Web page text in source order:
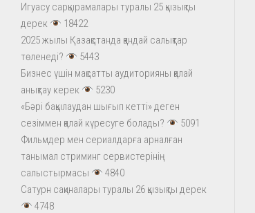
Игуасу сарқырамалары туралы 25 қызықты
дерек
18422
2025 жылы Қазақстанда қандай салықтар
төленеді?
5443
Бизнес үшін мақсатты аудиторияны қалай
анықтау керек
5230
«Бәрі бақылаудан шығып кетті» деген
сезіммен қалай күресуге болады?
5091
Фильмдер мен сериалдарға арналған
танымал стриминг сервистерінің
салыстырмасы
4840
Сатурн сақиналары туралы 26 қызықты дерек
4748